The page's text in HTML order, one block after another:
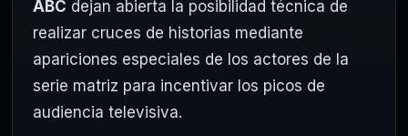
ABC dejan abierta la posibilidad técnica de
realizar cruces de historias mediante
apariciones especiales de los actores de la
serie matriz para incentivar los picos de
audiencia televisiva.